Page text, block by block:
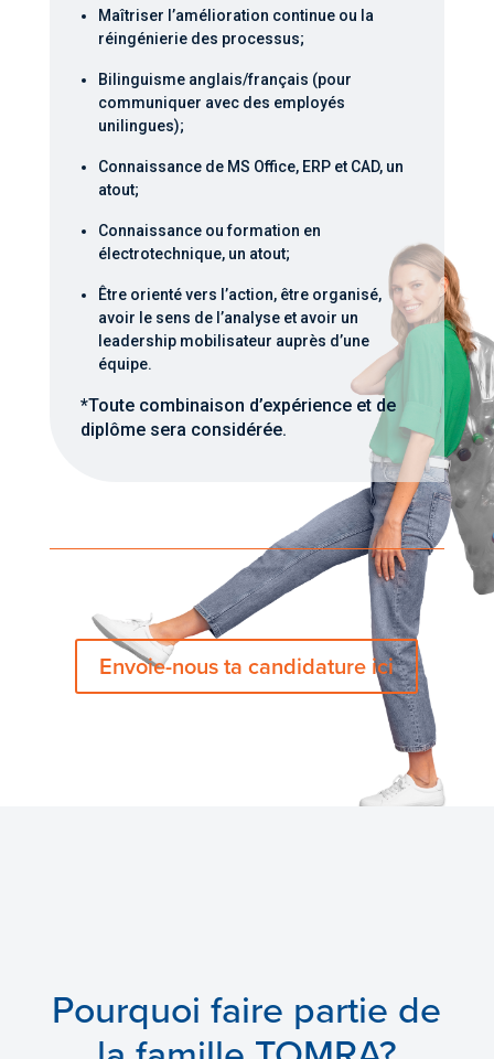
Maîtriser l’amélioration continue ou la
réingénierie des processus;
Bilinguisme anglais/français (pour
communiquer avec des employés
unilingues);
Connaissance de MS Office, ERP et CAD, un
atout;
Connaissance ou formation en
électrotechnique, un atout;
Être orienté vers l’action, être organisé,
avoir le sens de l’analyse et avoir un
leadership mobilisateur auprès d’une
équipe.
*Toute combinaison d’expérience et de
diplôme sera considérée.
Envoie-nous ta candidature ici
Pourquoi faire partie de